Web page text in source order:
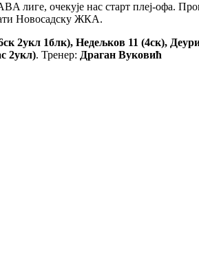
лиге, очекује нас старт плеј-офа.
Новосадску ЖКА.
2укл 1блк), Недељков 11 (4ск),
2укл). Тренер: Драган Вуковић